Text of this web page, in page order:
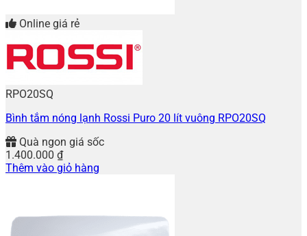
Online giá rẻ
RPO20SQ
Bình tắm nóng lạnh Rossi Puro 20 lít vuông RPO20SQ
Quà ngon giá sốc
1.400.000 ₫
Thêm vào giỏ hàng